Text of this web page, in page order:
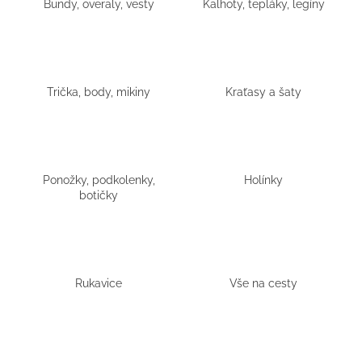
Bundy, overaly, vesty Kalhoty, tepláky, legíny
Trička, body, mikiny Kraťasy a šaty
Ponožky, podkolenky,
botičky
Holínky
Rukavice Vše na cesty
HLEDAT